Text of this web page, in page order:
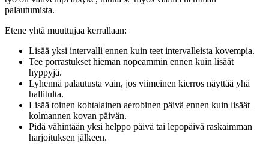
palautumista.
Etene yhtä muuttujaa kerrallaan:
Lisää yksi intervalli ennen kuin teet intervalleista kovempia.
Tee porrastukset hieman nopeammin ennen kuin lisäät
hyppyjä.
Lyhennä palautusta vain, jos viimeinen kierros näyttää yhä
hallitulta.
Lisää toinen kohtalainen aerobinen päivä ennen kuin lisäät
kolmannen kovan päivän.
Pidä vähintään yksi helppo päivä tai lepopäivä raskaimman
harjoituksen jälkeen.